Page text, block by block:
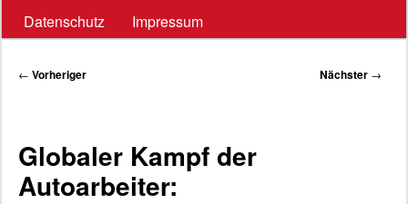
Datenschutz
Impressum
Beitragsnavigation
← Vorheriger Nächster →
Globaler Kampf der
Autoarbeiter: